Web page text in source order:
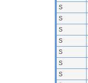
S
S
S
S
S
S
S